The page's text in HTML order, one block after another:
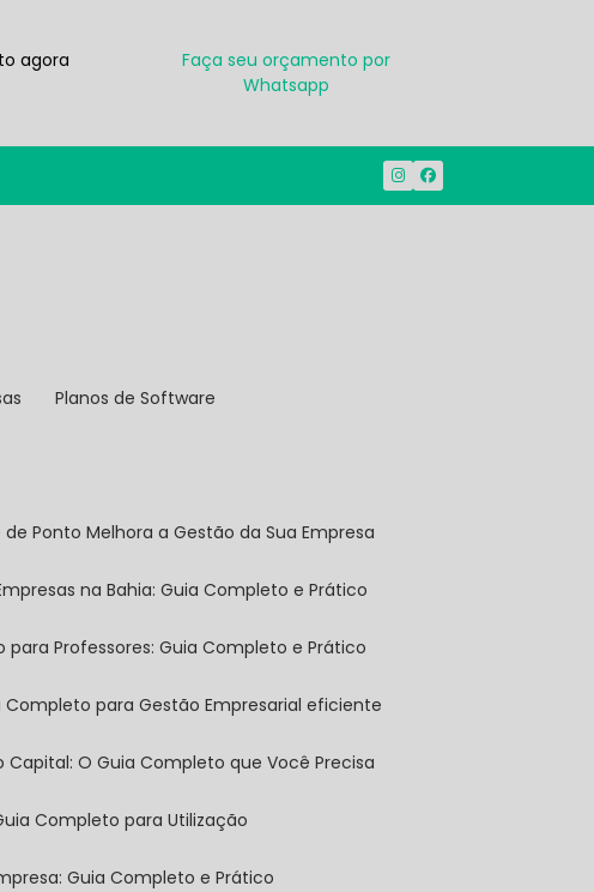
agora
Faça seu orçamento por
Whatsapp
Planos de Software
Ponto Melhora a Gestão da Sua Empresa
na Bahia: Guia Completo e Prático
para Professores: Guia Completo e Prático
Completo para Gestão Empresarial eficiente
Capital: O Guia Completo que Você Precisa
Completo para Utilização
Guia Completo e Prático